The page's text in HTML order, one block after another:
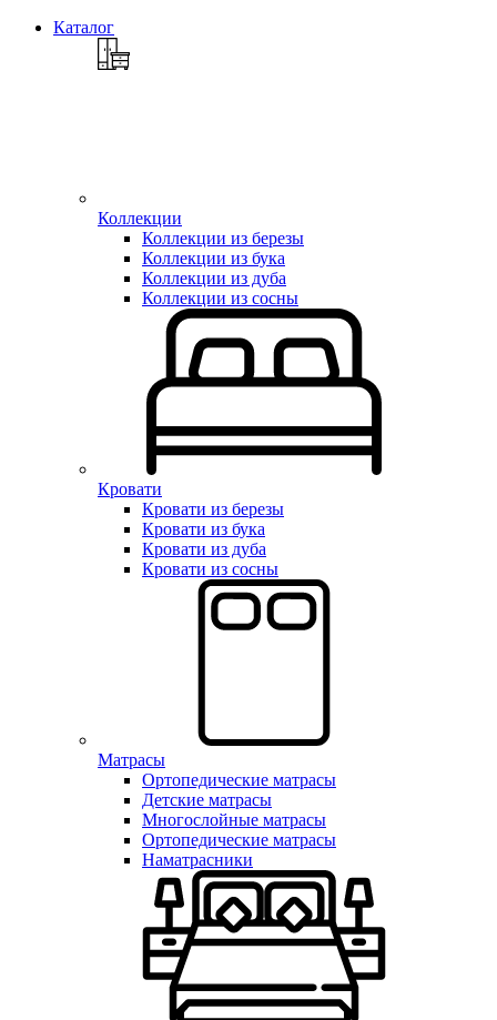
Каталог
Коллекции
Коллекции из березы
Коллекции из бука
Коллекции из дуба
Коллекции из сосны
Кровати
Кровати из березы
Кровати из бука
Кровати из дуба
Кровати из сосны
Матрасы
Ортопедические матрасы
Детские матрасы
Многослойные матрасы
Ортопедические матрасы
Наматрасники